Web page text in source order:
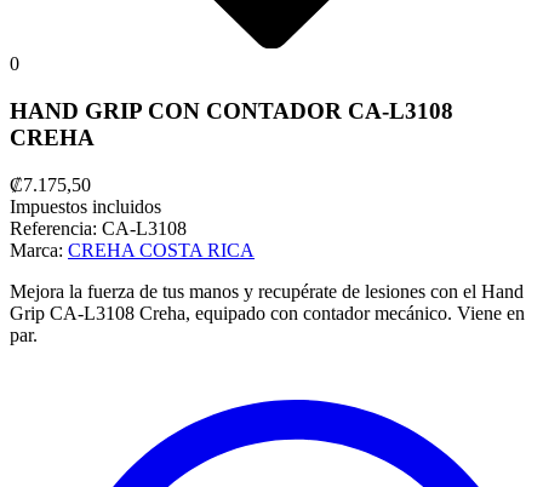
0
HAND GRIP CON CONTADOR CA-L3108
CREHA
₡7.175,50
Impuestos incluidos
Referencia: CA-L3108
Marca: CREHA COSTA RICA
Mejora la fuerza de tus manos y recupérate de lesiones con el Hand
Grip CA-L3108 Creha, equipado con contador mecánico. Viene en
par.